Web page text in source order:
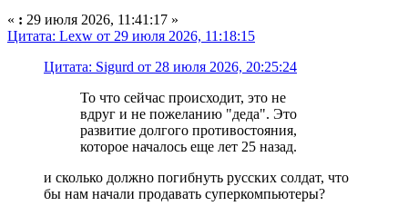
« : 29 июля 2026, 11:41:17 »
Цитата: Lexw от 29 июля 2026, 11:18:15
Цитата: Sigurd от 28 июля 2026, 20:25:24
То что сейчас происходит, это не
вдруг и не пожеланию "деда". Это
развитие долгого противостояния,
которое началось еще лет 25 назад.
и сколько должно погибнуть русских солдат, что
бы нам начали продавать суперкомпьютеры?